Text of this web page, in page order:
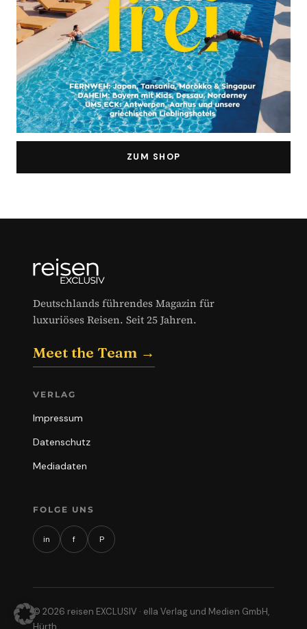
ZUM SHOP
Deutschlands führendes Magazin für
luxuriöses Reisen. Seit 25 Jahren.
Meet the Team →
VERLAG
Impressum
Datenschutz
Mediadaten
FOLGE UNS
in f P
© 2026 reisen EXCLUSIV · ella Verlag und Medien GmbH,
Hürth